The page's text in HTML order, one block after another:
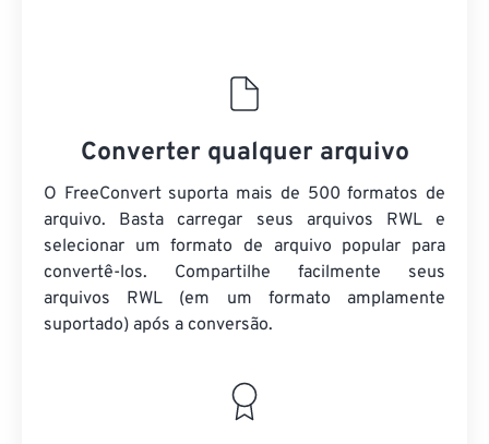
Converter qualquer arquivo
O FreeConvert suporta mais de 500 formatos de
arquivo. Basta carregar seus arquivos RWL e
selecionar um formato de arquivo popular para
convertê-los. Compartilhe facilmente seus
arquivos RWL (em um formato amplamente
suportado) após a conversão.